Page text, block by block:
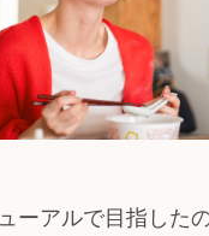
ーアルで目指した